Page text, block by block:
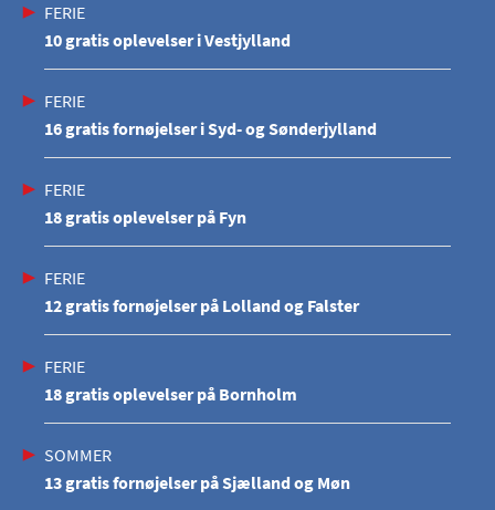
FERIE
10 gratis oplevelser i Vestjylland
FERIE
16 gratis fornøjelser i Syd- og Sønderjylland
FERIE
18 gratis oplevelser på Fyn
FERIE
12 gratis fornøjelser på Lolland og Falster
FERIE
18 gratis oplevelser på Bornholm
SOMMER
13 gratis fornøjelser på Sjælland og Møn